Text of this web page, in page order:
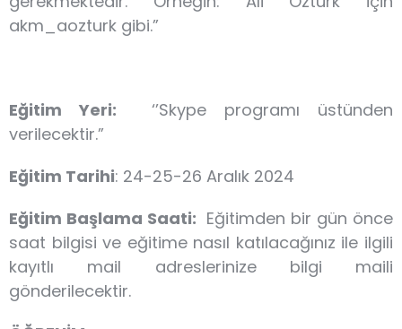
akm_aozturk gibi.”
Eğitim Yeri: ‘’Skype programı üstünden
verilecektir.”
Eğitim Tarihi: 24-25-26 Aralık 2024
Eğitim Başlama Saati: Eğitimden bir gün önce
saat bilgisi ve eğitime nasıl katılacağınız ile ilgili
kayıtlı mail adreslerinize bilgi maili
gönderilecektir.